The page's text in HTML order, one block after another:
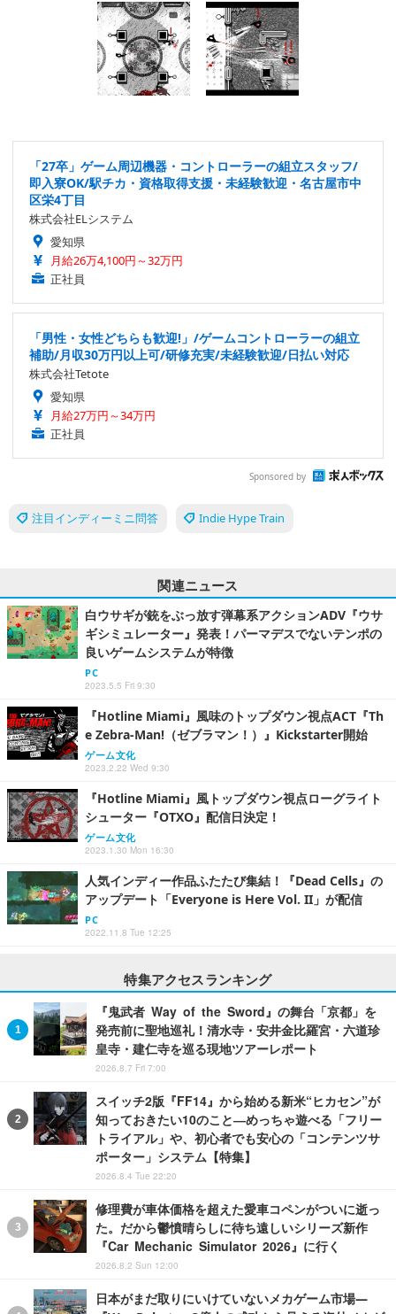
「27卒」ゲーム周辺機器・コントローラーの組立スタッフ/
即入寮OK/駅チカ・資格取得支援・未経験歓迎・名古屋市中
区栄4丁目
株式会社ELシステム
愛知県
月給26万4,100円～32万円
正社員
「男性・女性どちらも歓迎!」/ゲームコントローラーの組立
補助/月収30万円以上可/研修充実/未経験歓迎/日払い対応
株式会社Tetote
愛知県
月給27万円～34万円
正社員
Sponsored by
注目インディーミニ問答 Indie Hype Train
関連ニュース
白ウサギが銃をぶっ放す弾幕系アクションADV『ウサ
ギシミュレーター』発表！パーマデスでないテンポの
良いゲームシステムが特徴
PC
2023.5.5 Fri 9:30
『Hotline Miami』風味のトップダウン視点ACT『Th
e Zebra-Man!（ゼブラマン！）』Kickstarter開始
ゲーム文化
2023.2.22 Wed 9:30
『Hotline Miami』風トップダウン視点ローグライト
シューター『OTXO』配信日決定！
ゲーム文化
2023.1.30 Mon 16:30
人気インディー作品ふたたび集結！『Dead Cells』の
アップデート「Everyone is Here Vol. II」が配信
PC
2022.11.8 Tue 12:25
特集アクセスランキング
『鬼武者 Way of the Sword』の舞台「京都」を
発売前に聖地巡礼！清水寺・安井金比羅宮・六道珍
皇寺・建仁寺を巡る現地ツアーレポート
2026.8.7 Fri 7:00
スイッチ2版『FF14』から始める新米“ヒカセン”が
知っておきたい10のこと―めっちゃ遊べる「フリー
トライアル」や、初心者でも安心の「コンテンツサ
ポーター」システム【特集】
2026.8.4 Tue 22:20
修理費が車体価格を超えた愛車コペンがついに逝っ
た。だから鬱憤晴らしに待ち遠しいシリーズ新作
『Car Mechanic Simulator 2026』に行く
2026.8.2 Sun 12:00
日本がまだ取りにいけていないメカゲーム市場―